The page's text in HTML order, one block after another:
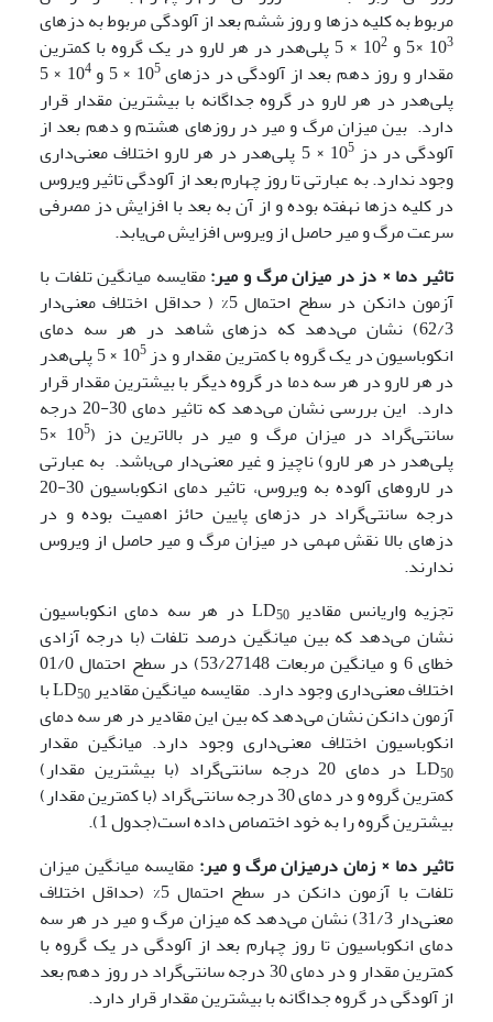
مربوط به کلیه دزها و روز ششم بعد از آلودگی مربوط به دزهای
103 ×5 و 10 2
× 5 پلی‌هدر در هر لارو در یک گروه با کمترین
مقدار و روز دهم بعد از آلودگی در دزهای 105 × 5 و 10 4
× 5
پلی‌هدر در هر لارو در گروه جداگانه با بیشترین مقدار قرار
دارد. بین میزان مرگ و میر در روزهای هشتم و دهم بعد از
آلودگی در دز 105
× 5 پلی‌هدر در هر لارو اختلاف معنی‌داری
وجود ندارد. به عبارتی تا روز چهارم بعد از آلودگی تاثیر ویروس
در کلیه دزها نهفته بوده و از آن به بعد با افزایش دز مصرفی
سرعت مرگ و میر حاصل از ویروس افزایش می‌یابد.
تاثیر دما × دز در میزان مرگ و میر:مقایسه میانگین تلفات با
آزمون دانکن در سطح احتمال 5% ( حداقل اختلاف معنی‌دار
62/3) نشان می‌دهد که دزهای شاهد در هر سه دمای
انکوباسیون در یک گروه با کمترین مقدار و دز 105
× 5 پلی‌هدر
در هر لارو در هر سه دما در گروه دیگر با بیشترین مقدار قرار
دارد. این بررسی نشان می‌دهد که تاثیر دمای 30-20 درجه
سانتی‌گراد در میزان مرگ و میر در بالاترین دز (105
×5
پلی‌هدر در هر لارو) ناچیز و غیر معنی‌دار می‌باشد. به عبارتی
در لاروهای آلوده به ویروس، تاثیر دمای انکوباسیون 30-20
درجه سانتی‌گراد در دزهای پایین حائز اهمیت بوده و در
دزهای بالا نقش مهمی در میزان مرگ و میر حاصل از ویروس
ندارند.
تجزیه واریانس مقادیر LD50
در هر سه دمای انکوباسیون
نشان می‌دهد که بین میانگین درصد تلفات (با درجه آزادی
خطای 6 و میانگین مربعات 53/27148) در سطح احتمال 01/0
اختلاف معنی‌داری وجود دارد. مقایسه میانگین مقادیر LD 50
با
آزمون دانکن نشان می‌دهد که بین این مقادیر در هر سه دمای
انکوباسیون اختلاف معنی‌داری وجود دارد. میانگین مقدار
LD50
در دمای 20 درجه سانتی‌گراد (با بیشترین مقدار)
کمترین گروه و در دمای 30 درجه سانتی‌گراد (با کمترین مقدار)
بیشترین گروه را به خود اختصاص داده است(جدول 1).
تاثیر دما × زمان درمیزان مرگ و میر:مقایسه میانگین میزان
تلفات با آزمون دانکن در سطح احتمال 5% (حداقل اختلاف
معنی‌دار 31/3) نشان می‌دهد که میزان مرگ و میر در هر سه
دمای انکوباسیون تا روز چهارم بعد از آلودگی در یک گروه با
کمترین مقدار و در دمای 30 درجه سانتی‌گراد در روز دهم بعد
از آلودگی در گروه جداگانه با بیشترین مقدار قرار دارد.